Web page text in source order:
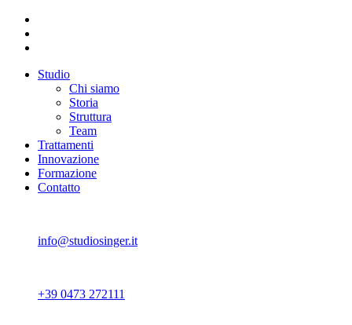
Studio
Chi siamo
Storia
Struttura
Team
Trattamenti
Innovazione
Formazione
Contatto
info@studiosinger.it
+39 0473 272111